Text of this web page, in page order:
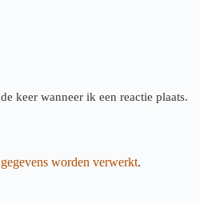
keer wanneer ik een reactie plaats.
worden verwerkt.